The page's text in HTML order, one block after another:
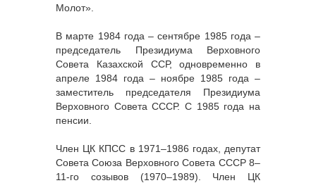
Молот».
В марте 1984 года – сентябре 1985 года –
председатель Президиума Верховного
Совета Казахской ССР, одновременно в
апреле 1984 года – ноябре 1985 года –
заместитель председателя Президиума
Верховного Совета СССР. С 1985 года на
пенсии.
Член ЦК КПСС в 1971–1986 годах, депутат
Совета Союза Верховного Совета СССР 8–
11-го созывов (1970–1989). Член ЦК